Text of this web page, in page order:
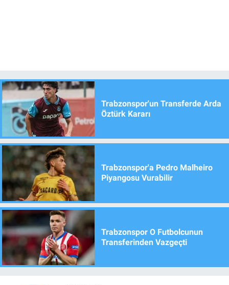
Trabzonspor'un Transferde Arda
Öztürk Kararı
Trabzonspor'a Pedro Malheiro
Piyangosu Vurabilir
Trabzonspor O Futbolcunun
Transferinden Vazgeçti